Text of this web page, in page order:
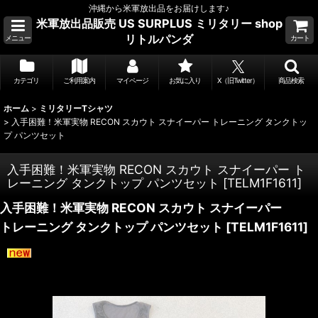
沖縄から米軍放出品をお届けします♪
メニュー
米軍放出品販売 US SURPLUS ミリタリー shop
リトルパンダ
カート
カテゴリ ご利用案内 マイページ お気に入り X（旧Twitter） 商品検索
ホーム > ミリタリーTシャツ
> 入手困難！米軍実物 RECON スカウト スナイーパー トレーニング タンクトッ
プ パンツセット
入手困難！米軍実物 RECON スカウト スナイーパー ト
レーニング タンクトップ パンツセット [TELM1F1611]
入手困難！米軍実物 RECON スカウト スナイーパー
トレーニング タンクトップ パンツセット [TELM1F1611]